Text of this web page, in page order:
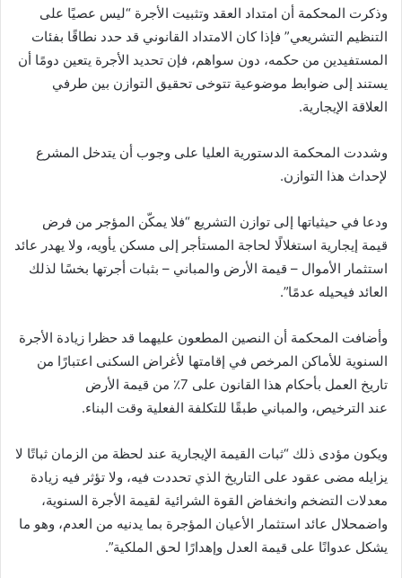
وذكرت المحكمة أن امتداد العقد وتثبيت الأجرة “ليس عصيًا على
التنظيم التشريعي” فإذا كان الامتداد القانوني قد حدد نطاقًا بفئات
المستفيدين من حكمه، دون سواهم، فإن تحديد الأجرة يتعين دومًا أن
يستند إلى ضوابط موضوعية تتوخى تحقيق التوازن بين طرفي
العلاقة الإيجارية.
وشددت المحكمة الدستورية العليا على وجوب أن يتدخل المشرع
لإحداث هذا التوازن.
ودعا في حيثياتها إلى توازن التشريع “فلا يمكّن المؤجر من فرض
قيمة إيجارية استغلالًا لحاجة المستأجر إلى مسكن يأويه، ولا يهدر عائد
استثمار الأموال – قيمة الأرض والمباني – بثبات أجرتها بخسًا لذلك
العائد فيحيله عدمًا”.
وأضافت المحكمة أن النصين المطعون عليهما قد حظرا زيادة الأجرة
السنوية للأماكن المرخص في إقامتها لأغراض السكنى اعتبارًا من
تاريخ العمل بأحكام هذا القانون على 7٪ من قيمة الأرض
عند الترخيص، والمباني طبقًا للتكلفة الفعلية وقت البناء.
ويكون مؤدى ذلك “ثبات القيمة الإيجارية عند لحظة من الزمان ثباتًا لا
يزايله مضى عقود على التاريخ الذي تحددت فيه، ولا تؤثر فيه زيادة
معدلات التضخم وانخفاض القوة الشرائية لقيمة الأجرة السنوية،
واضمحلال عائد استثمار الأعيان المؤجرة بما يدنيه من العدم، وهو ما
يشكل عدوانًا على قيمة العدل وإهدارًا لحق الملكية”.